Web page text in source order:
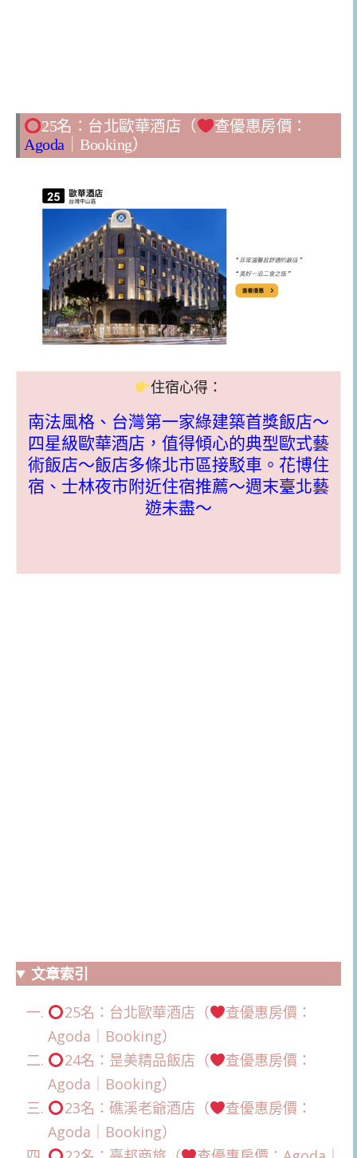
25名：台北歐華酒店（
查優惠房價：
Agoda｜ Booking）
住宿心得：
南法風格、台灣第一家綠建築首獎飯店～
四星級歐華酒店，值得傾心的典型歐式藝
術飯店～飯店多條北市區接駁車。花博住
宿、士林夜市附近住宿推薦～週末臺北藝
遊未盡～
文章索引
25名：台北歐華酒店（
查優惠房價：
Agoda｜Booking）
24名：昰美精品飯店（
查優惠房價：
Agoda｜Booking）
23名：礁溪老爺酒店（
查優惠房價：
Agoda｜Booking）